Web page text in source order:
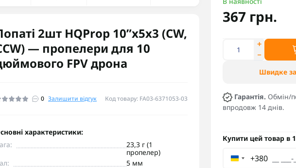
2шт HQProp 10”x5x3 (CW,
— пропелери для 10
FPV дрона
0 Залишити відгук Код товару: FA03-6371053-03
367 грн.
Швидке
Гарантія. Обмін/
впродовж 14 днів.
Купити цей товар в
+380
характеристики:
23,3 г (1
пропелер)
5 мм